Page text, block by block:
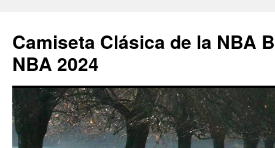
Camiseta Clásica de la NBA
NBA 2024